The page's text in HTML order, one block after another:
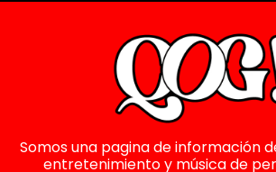
Somos una pagina de información
entretenimiento y música de